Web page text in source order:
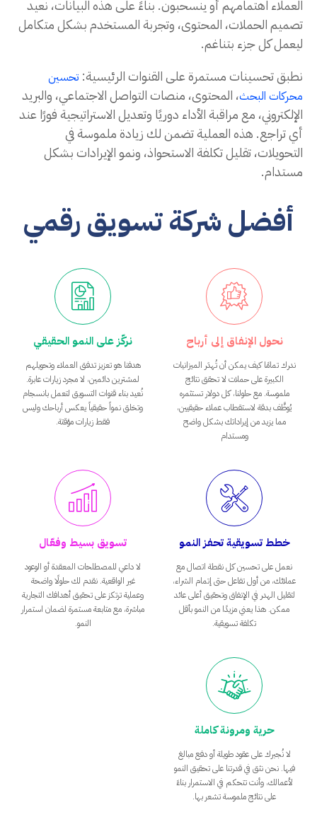
العملاء اهتمامهم أو ينسحبون. بناءً على هذه البيانات، نعيد
تصميم الحملات، المحتوى، وتجربة المستخدم بشكل متكامل
ليعمل كل جزء بتناغم.
نطبق تحسينات مستمرة على القنوات الرئيسية: تحسين
محركات البحث، المحتوى، منصات التواصل الاجتماعي، والبريد
الإلكتروني، مع مراقبة الأداء دوريًا وتعديل الاستراتيجية فورًا عند
أي تراجع. هذه العملية تضمن لك زيادة ملموسة في
التحويلات، تقليل تكلفة الاستحواذ، ونمو الإيرادات بشكل
مستدام.
أفضل شركة تسويق رقمي
نحول الإنفاق إلى أرباح
ندرك تمامًا كيف يمكن أن تُهدَر الميزانيات
الكبيرة على حملات لا تحقق نتائج
ملموسة. مع حلولنا، كل دولار تستثمره
يُوظَّف بدقة لاستقطاب عملاء حقيقيين،
مما يزيد من إيراداتك بشكل واضح
ومستدام
نركّز على النمو الحقيقي
هدفنا هو تعزيز تدفق العملاء وتحويلهم
لمشترين دائمين، لا مجرد زيارات عابرة.
نُعيد بناء قنوات التسويق لتعمل بانسجام
وتخلق نمواً حقيقياً يعكس أرباحك وليس
فقط زيارات مؤقتة.
خطط تسويقية تحفز النمو
نعمل على تحسين كل نقطة اتصال مع
عملائك، من أول تفاعل حتى إتمام الشراء،
لتقليل الهدر في الإنفاق وتحقيق أعلى عائد
ممكن. هذا يعني مزيدًا من النمو بأقل
تكلفة تسويقية.
تسويق بسيط وفعّال
لا داعي للمصطلحات المعقدة أو الوعود
غير الواقعية. نقدم لك حلولًا واضحة
وعملية ترتكز على تحقيق أهدافك التجارية
مباشرة، مع متابعة مستمرة لضمان استمرار
النمو.
حرية ومرونة كاملة
لا نُجبرك على عقود طويلة أو دفع مبالغ
فيها. نحن نثق في قدرتنا على تحقيق النمو
لأعمالك، وأنت تتحكم في الاستمرار بناءً
على نتائج ملموسة تشعر بها.